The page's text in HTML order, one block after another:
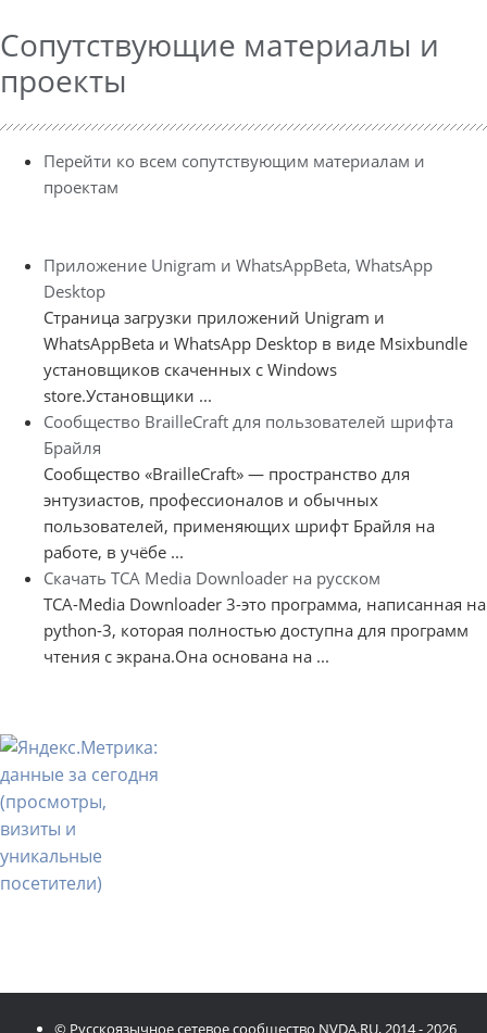
Сопутствующие материалы и
проекты
Перейти ко всем сопутствующим материалам и
проектам
Приложение Unigram и WhatsAppBeta, WhatsApp
Desktop
Страница загрузки приложений Unigram и
WhatsAppBeta и WhatsApp Desktop в виде Msixbundle
установщиков скаченных с Windows
store.Установщики ...
Сообщество BrailleCraft для пользователей шрифта
Брайля
Сообщество «BrailleCraft» — пространство для
энтузиастов, профессионалов и обычных
пользователей, применяющих шрифт Брайля на
работе, в учёбе ...
Скачать TCA Media Downloader на русском
TCA-Media Downloader 3-это программа, написанная на
python-3, которая полностью доступна для программ
чтения с экрана.Она основана на ...
© Русскоязычное сетевое сообщество NVDA.RU, 2014 - 2026